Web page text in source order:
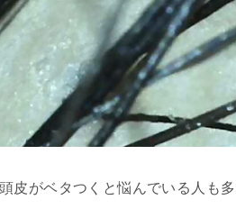
皮がベタつくと悩んでいる人も